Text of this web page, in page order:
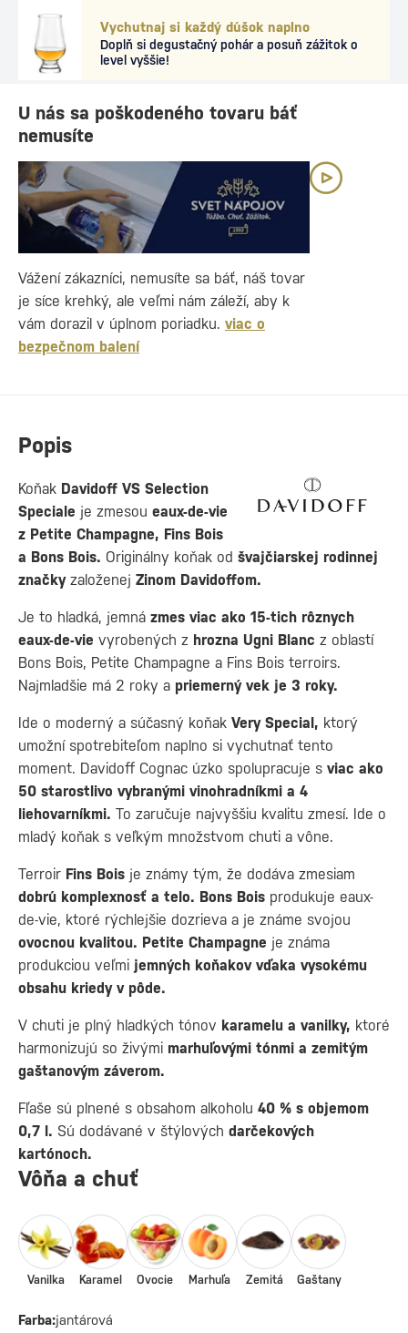
Vychutnaj si každý dúšok naplno
Doplň si degustačný pohár a posuň zážitok o
level vyššie!
Popis
Koňak Davidoff VS Selection
Speciale je zmesou eaux-de-vie
z Petite Champagne, Fins Bois
a Bons Bois. Originálny koňak od švajčiarskej rodinnej
značkyzaloženej Zinom Davidoffom.
Je to hladká, jemná zmes viac ako 15-tich rôznych
eaux-de-vie vyrobených z hrozna Ugni Blanc z oblastí
Bons Bois, Petite Champagne a Fins Bois terroirs.
Najmladšie má 2 roky a priemerný vek je 3 roky.
Ide o moderný a súčasný koňak Very Special, ktorý
umožní spotrebiteľom naplno si vychutnať tento
moment. Davidoff Cognac úzko spolupracuje s viac ako
50 starostlivo vybranými vinohradníkmi a 4
liehovarníkmi. To zaručuje najvyššiu kvalitu zmesí. Ide o
mladý koňak s veľkým množstvom chuti a vône.
Terroir Fins Bois je známy tým, že dodáva zmesiam
dobrú komplexnosť a telo. Bons Bois produkuje eaux-
de-vie, ktoré rýchlejšie dozrieva a je známe svojou
ovocnou kvalitou. Petite Champagne je známa
produkciou veľmi jemných koňakov vďaka vysokému
obsahu kriedy v pôde.
V chuti je plný hladkých tónov karamelu a vanilky, ktoré
harmonizujú so živými marhuľovými tónmi a zemitým
gaštanovým záverom.
Fľaše sú plnené s obsahom alkoholu 40 % s objemom
0,7 l. Sú dodávané v štýlových darčekových
kartónoch.
Vôňa a chuť
Farba:jantárová
Vanilka Karamel Ovocie Marhuľa Zemitá Gaštany
U nás sa poškodeného tovaru báť
nemusíte
Vážení zákazníci, nemusíte sa báť, náš tovar
je síce krehký, ale veľmi nám záleží, aby k
vám dorazil v úplnom poriadku. viac o
bezpečnom balení